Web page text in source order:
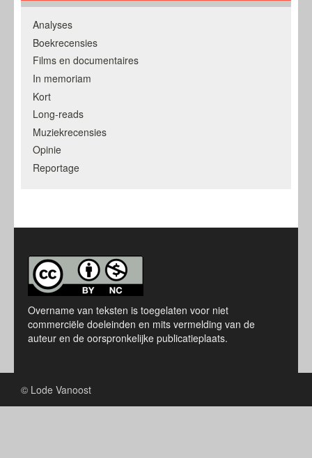
Analyses
Boekrecensies
Films en documentaires
In memoriam
Kort
Long-reads
Muziekrecensies
Opinie
Reportage
Overname van teksten is toegelaten voor niet
commerciële doeleinden en mits vermelding van de
auteur en de oorspronkelijke publicatieplaats.
© Lode Vanoost